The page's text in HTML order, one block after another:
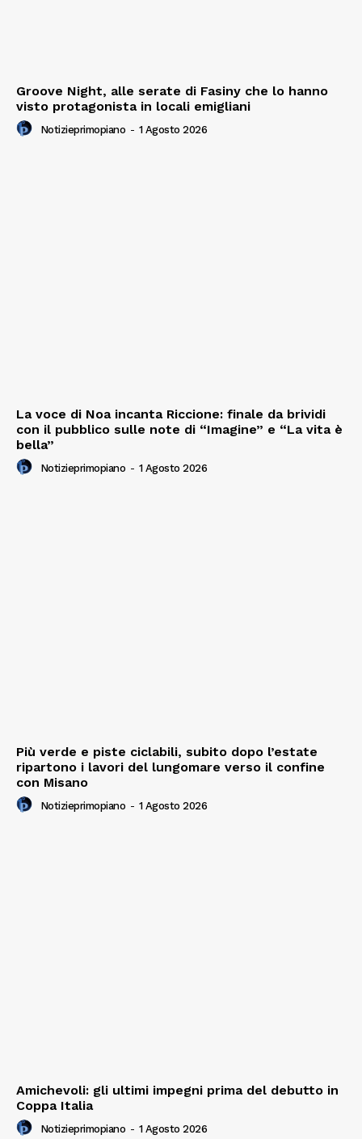
Groove Night, alle serate di Fasiny che lo hanno
visto protagonista in locali emigliani
Notizieprimopiano - 1 Agosto 2026
La voce di Noa incanta Riccione: finale da brividi
con il pubblico sulle note di “Imagine” e “La vita è
bella”
Notizieprimopiano - 1 Agosto 2026
Più verde e piste ciclabili, subito dopo l’estate
ripartono i lavori del lungomare verso il confine
con Misano
Notizieprimopiano - 1 Agosto 2026
Amichevoli: gli ultimi impegni prima del debutto in
Coppa Italia
Notizieprimopiano - 1 Agosto 2026